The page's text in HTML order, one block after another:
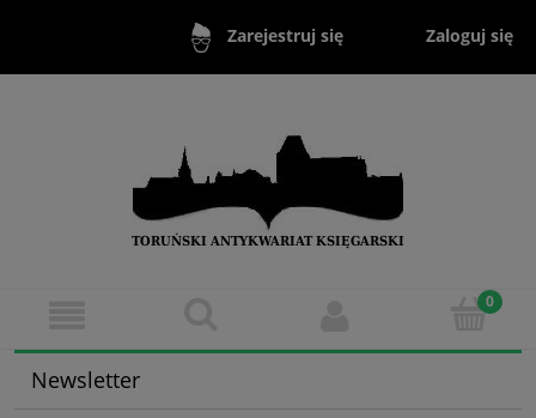
Zarejestruj się Zaloguj się
Newsletter